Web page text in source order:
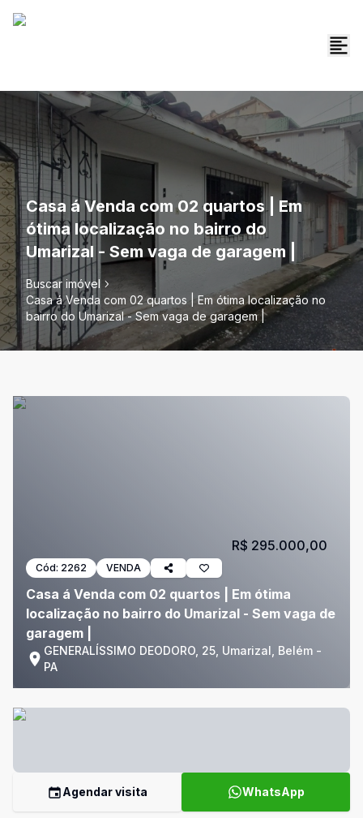
Casa á Venda com 02 quartos | Em
ótima localização no bairro do
Umarizal - Sem vaga de garagem |
Buscar imóvel
Casa á Venda com 02 quartos | Em ótima localização no
bairro do Umarizal - Sem vaga de garagem |
Cód: 2262 VENDA
Casa á Venda com 02 quartos | Em ótima
localização no bairro do Umarizal - Sem vaga de
garagem |
GENERALÍSSIMO DEODORO, 25, Umarizal, Belém -
PA
R$ 295.000,00
Agendar visita WhatsApp